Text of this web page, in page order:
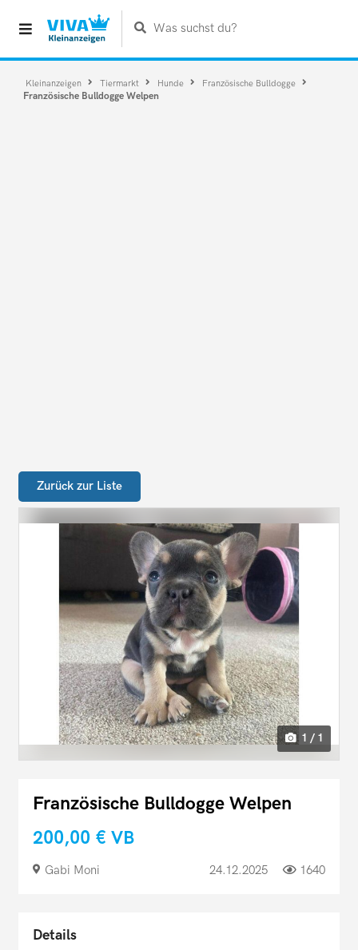
Was suchst du?
Kleinanzeigen Tiermarkt Hunde Französische Bulldogge
Französische Bulldogge Welpen
Zurück zur Liste
1 / 1
Französische Bulldogge Welpen
200,00 € VB
Gabi Moni 24.12.2025 1640
Details